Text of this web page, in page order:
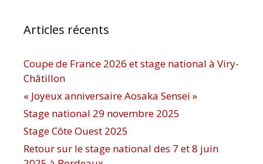
Articles récents
Coupe de France 2026 et stage national à Viry-
Châtillon
« Joyeux anniversaire Aosaka Sensei »
Stage national 29 novembre 2025
Stage Côte Ouest 2025
Retour sur le stage national des 7 et 8 juin